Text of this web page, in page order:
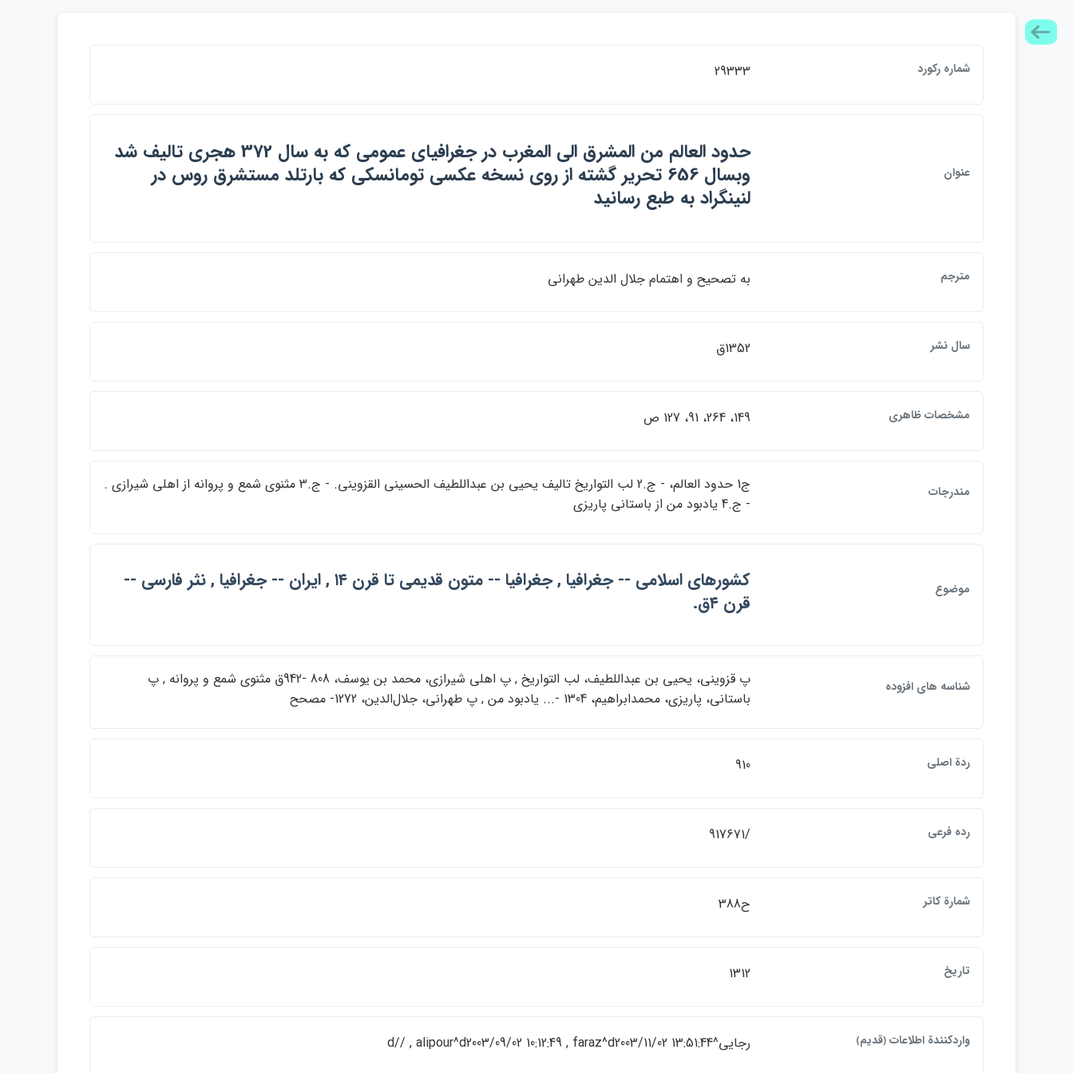
شماره ركورد 29333
عنوان
حدود العالم من المشرق الي المغرب در جغرافياي عمومي كه به سال 372 هجري تاليف شد
وبسال 656 تحرير گشته از روي نسخه عكسي تومانسكي كه بارتلد مستشرق روس در
لنينگراد به طبع رسانيد
مترجم به تصحيح و اهتمام جلال الدين طهراني
سال نشر 1352ق
مشخصات ظاهري 149، 264، 91، 127 ص
مندرجات
ج1 حدود العالم، - ج.2 لب التواريخ تاليف يحيي بن عبداللطيف الحسيني القزويني. - ج.3 مثنوي شمع و پروانه از اهلي شيرازي .
- ج.4 يادبود من از باستاني پاريزي
موضوع
كشورهاي اسلامي -- جغرافيا , جغرافيا -- متون قديمي تا قرن ۱۴ , ايران -- جغرافيا , نثر فارسي --
قرن ۴ق.
شناسه هاي افزوده
پ قزويني، يحيي بن عبداللطيف، لب التواريخ , پ اهلي شيرازي، محمد بن يوسف، 808 -942ق مثنوي شمع و پروانه , پ
باستاني، پاريزي، محمدابراهيم، 1304 -... يادبود من , پ طهراني، جلال‌الدين، 1272- مصحح
ردة اصلي 910
رده فرعي /917671
شمارة كاتر ح388
تاريخ 1312
واردكنندة اطلاعات ﴿قديم﴾ رجايي^d// , alipour^d2003/09/02 10:12:49 , faraz^d2003/11/02 13:51:44